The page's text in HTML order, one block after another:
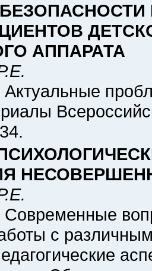
АППАРАТА
Актуальные
Современные
с